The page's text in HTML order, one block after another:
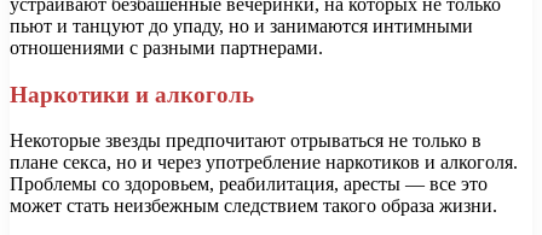
пьют и танцуют до упаду, но и занимаются интимными
отношениями с разными партнерами.
Наркотики и алкоголь
Некоторые звезды предпочитают отрываться не только в
плане секса, но и через употребление наркотиков и алкоголя.
Проблемы со здоровьем, реабилитация, аресты — все это
может стать неизбежным следствием такого образа жизни.